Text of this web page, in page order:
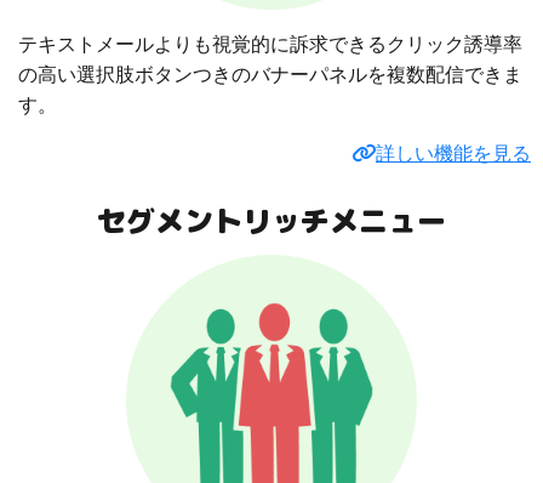
テキストメールよりも視覚的に訴求できるクリック誘導率
の高い選択肢ボタンつきのバナーパネルを複数配信できま
す。
詳しい機能を見る
セグメントリッチメニュー